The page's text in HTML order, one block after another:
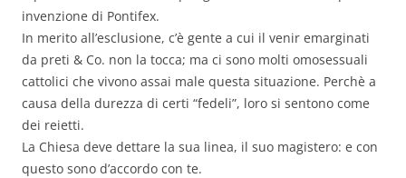
invenzione di Pontifex.
In merito all’esclusione, c’è gente a cui il venir emarginati
da preti & Co. non la tocca; ma ci sono molti omosessuali
cattolici che vivono assai male questa situazione. Perchè a
causa della durezza di certi “fedeli”, loro si sentono come
dei reietti.
La Chiesa deve dettare la sua linea, il suo magistero: e con
questo sono d’accordo con te.